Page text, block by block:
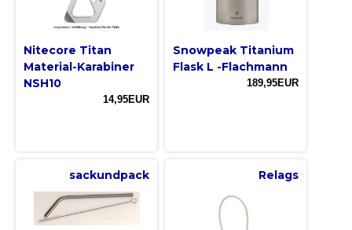
Nitecore Titan
Material-Karabiner
NSH10
14,95EUR
Snowpeak Titanium
Flask L -Flachmann
189,95EUR
sackundpack Relags